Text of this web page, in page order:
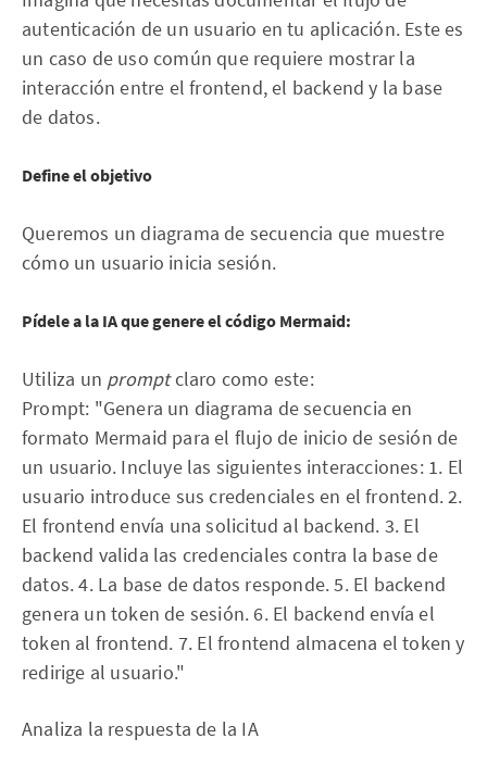
autenticación de un usuario en tu aplicación. Este es
un caso de uso común que requiere mostrar la
interacción entre el frontend, el backend y la base
de datos.
Define el objetivo
Queremos un diagrama de secuencia que muestre
cómo un usuario inicia sesión.
Pídele a la IA que genere el código Mermaid:
Utiliza un promptclaro como este:
Prompt: "Genera un diagrama de secuencia en
formato Mermaid para el flujo de inicio de sesión de
un usuario. Incluye las siguientes interacciones: 1. El
usuario introduce sus credenciales en el frontend. 2.
El frontend envía una solicitud al backend. 3. El
backend valida las credenciales contra la base de
datos. 4. La base de datos responde. 5. El backend
genera un token de sesión. 6. El backend envía el
token al frontend. 7. El frontend almacena el token y
redirige al usuario."
Analiza la respuesta de la IA